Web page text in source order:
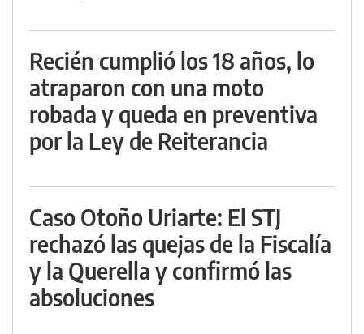
Recién cumplió los 18 años, lo
atraparon con una moto
robada y queda en preventiva
por la Ley de Reiterancia
Caso Otoño Uriarte: El STJ
rechazó las quejas de la Fiscalía
y la Querella y confirmó las
absoluciones